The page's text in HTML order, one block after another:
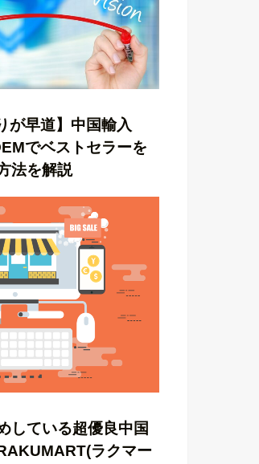
が早道】中国輸入
でベストセラーを
法を解説
している超優良中国
ラクマー